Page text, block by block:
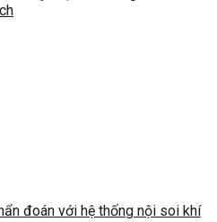
đoán với hệ thống nội soi khí